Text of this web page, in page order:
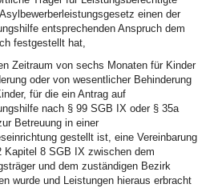
einen der
entsprechenden Anspruch dem
festgestellt hat,
Zeitraum von sechs Monaten für Kinder
oder von wesentlicher Behinderung
für die ein Antrag auf
nach § 99 SGB IX oder § 35a
Betreuung in einer
gestellt ist, eine Vereinbarung
Kapitel 8 SGB IX zwischen dem
und dem zuständigen Bezirk
wurde und Leistungen hieraus erbracht